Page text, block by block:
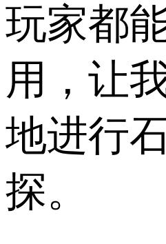
玩家都
用，让
地进行
探。